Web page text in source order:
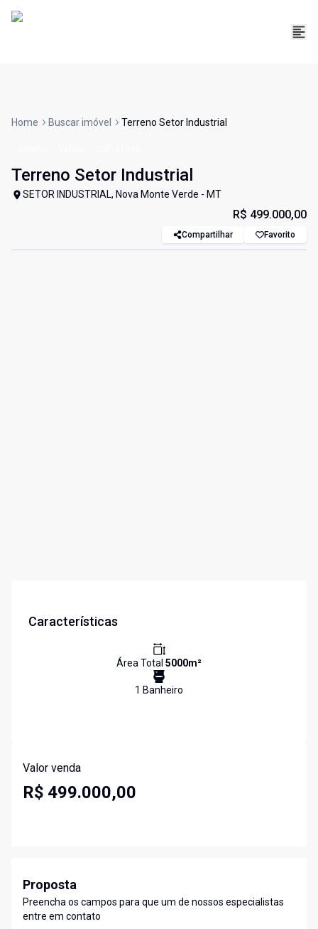
Home Buscar imóvel Terreno Setor Industrial
Terreno Setor Industrial
SETOR INDUSTRIAL, Nova Monte Verde - MT
R$ 499.000,00
Compartilhar Favorito
Características
Área Total 5000m²
1 Banheiro
Valor venda
R$ 499.000,00
Proposta
Preencha os campos para que um de nossos especialistas
entre em contato